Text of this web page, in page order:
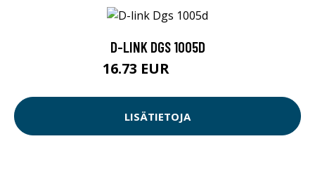
D-LINK DGS 1005D
16.73 EUR
LISÄTIETOJA